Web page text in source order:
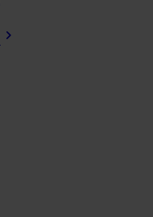
chevron_right